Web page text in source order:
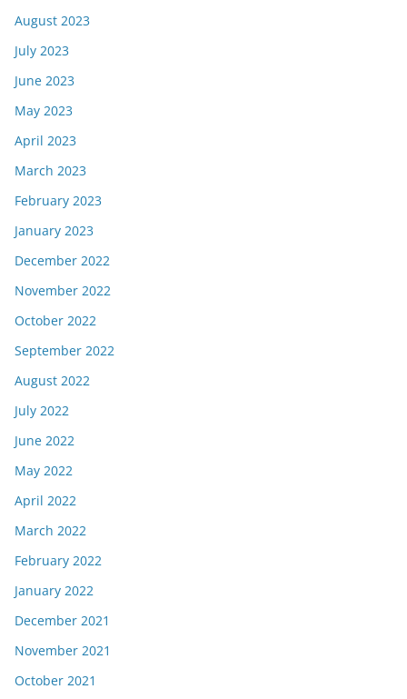
August 2023
July 2023
June 2023
May 2023
April 2023
March 2023
February 2023
January 2023
December 2022
November 2022
October 2022
September 2022
August 2022
July 2022
June 2022
May 2022
April 2022
March 2022
February 2022
January 2022
December 2021
November 2021
October 2021